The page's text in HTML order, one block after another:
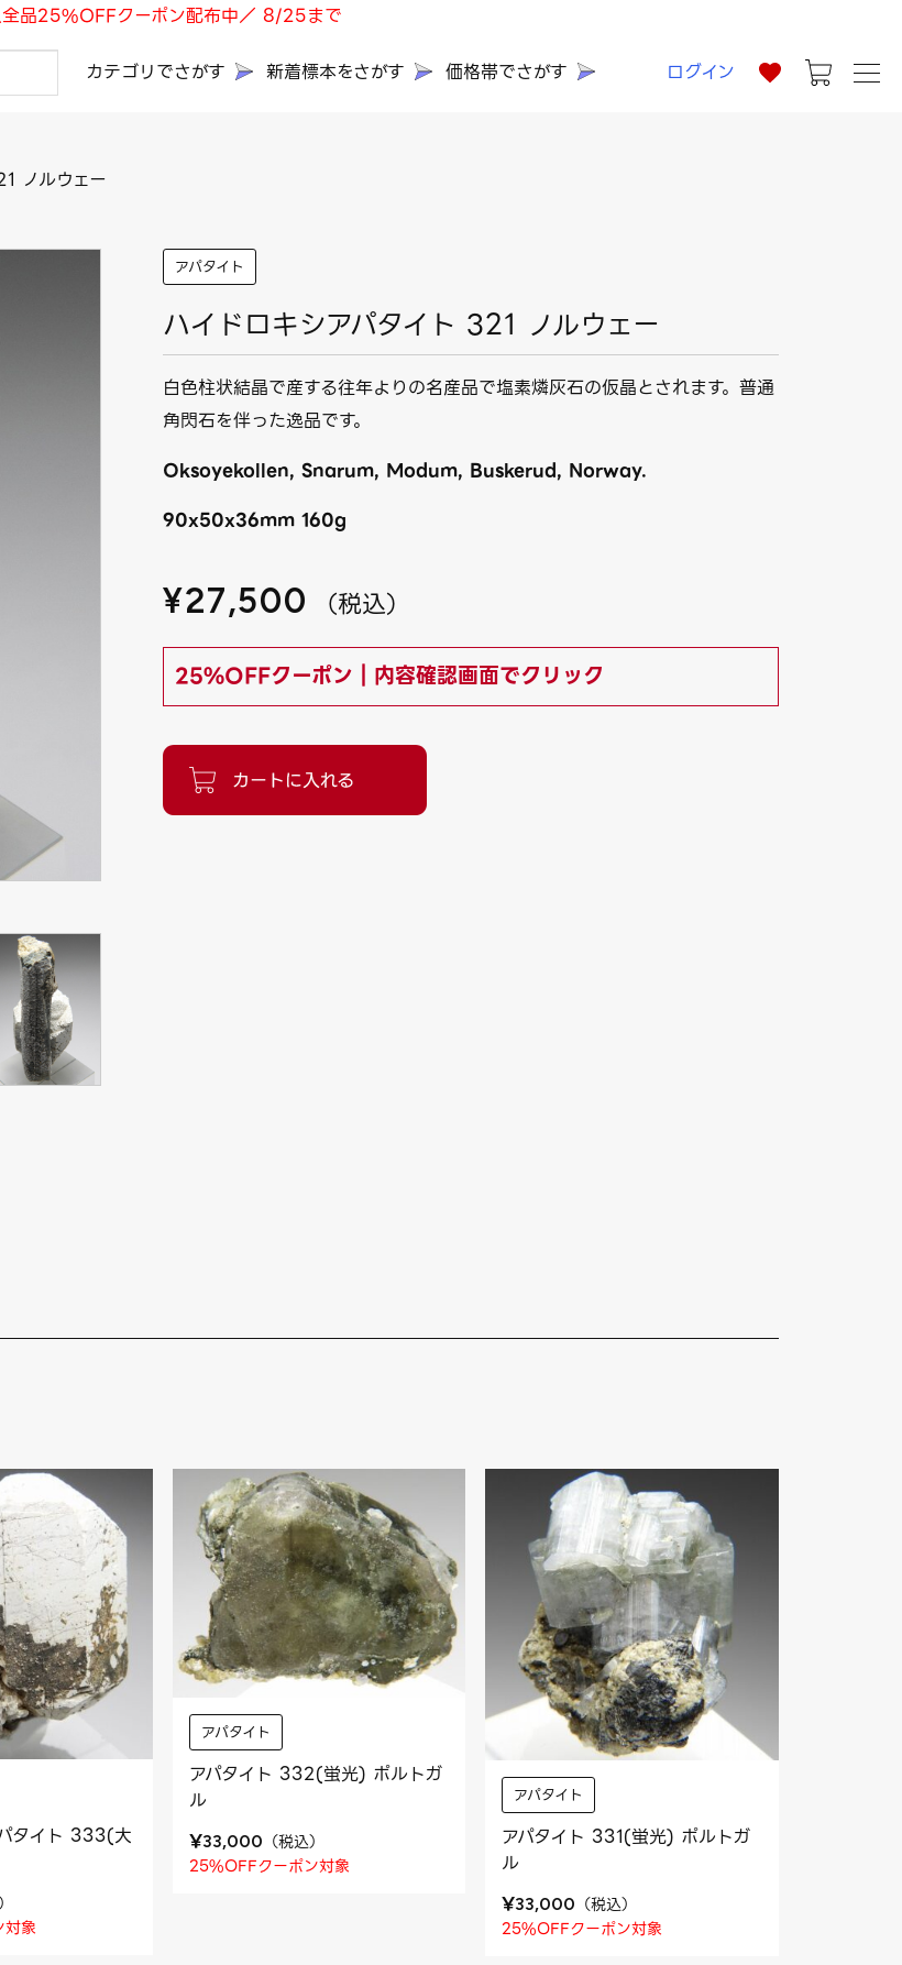
品25%OFFクーポン配布中／ 8/25まで
カテゴリでさがす 新着標本をさがす 価格帯でさがす ログイン
ノルウェー
アパタイト
ハイドロキシアパタイト 321 ノルウェー
白色柱状結晶で産する往年よりの名産品で塩素燐灰石の仮晶とされます。普通
角閃石を伴った逸品です。
Oksoyekollen, Snarum, Modum, Buskerud, Norway.
90x50x36mm 160g
¥27,500 （税込）
25%OFFクーポン｜内容確認画面でクリック
タイト 333(大
象
アパタイト
アパタイト 332(蛍光) ポルトガ
ル
¥33,000 （税込）
25%OFFクーポン対象
アパタイト
アパタイト 331(蛍光) ポルトガ
ル
¥33,000 （税込）
25%OFFクーポン対象